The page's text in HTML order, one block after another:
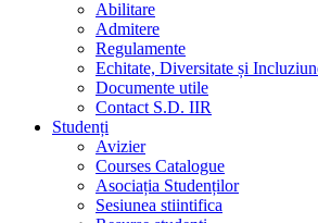
Abilitare
Admitere
Regulamente
Echitate, Diversitate și
Documente utile
Contact S.D. IIR
Studenți
Avizier
Courses Catalogue
Asociația Studenților
Sesiunea stiintifica